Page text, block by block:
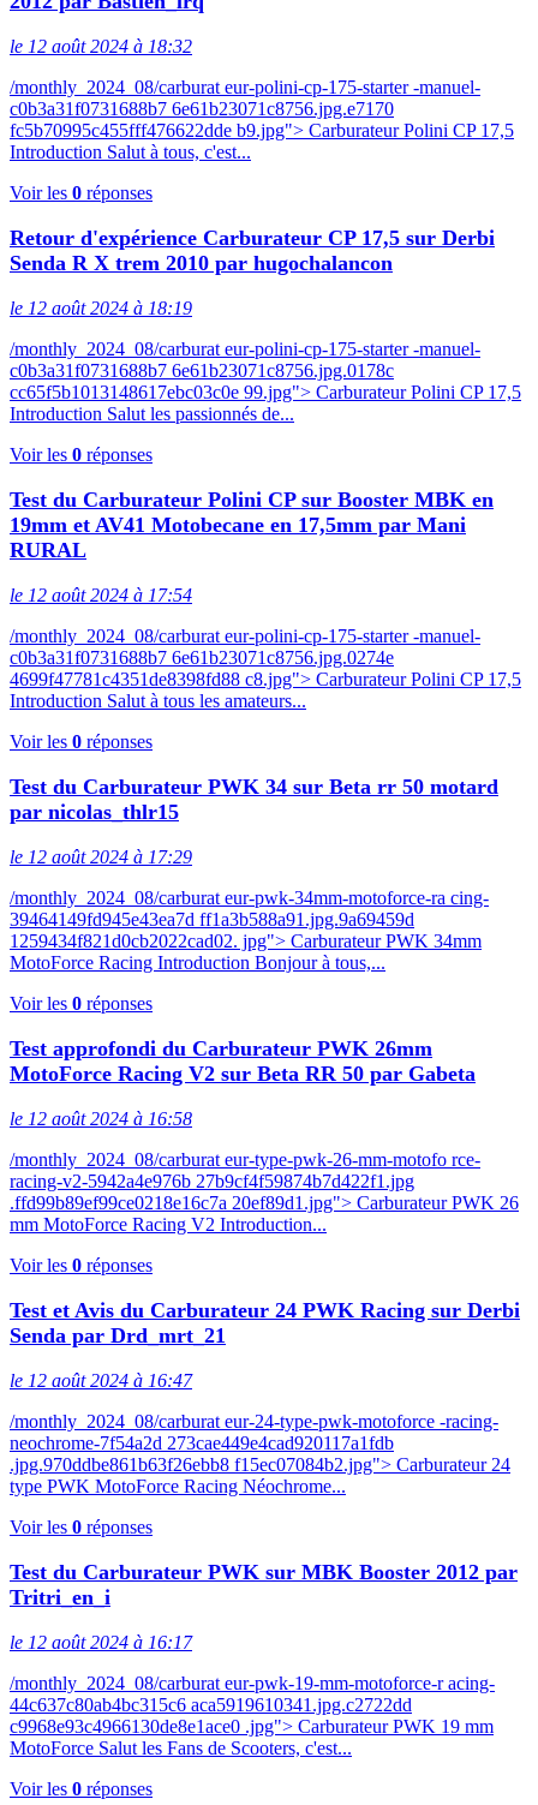
le 12 août 2024 à 18:32
/monthly_2024_08/carburat eur-polini-cp-175-starter -manuel-
c0b3a31f0731688b7 6e61b23071c8756.jpg.e7170
fc5b70995c455fff476622dde b9.jpg"> Carburateur Polini CP 17,5
Introduction Salut à tous, c'est...
Voir les 0 réponses
Retour d'expérience Carburateur CP 17,5 sur Derbi
Senda R X trem 2010 par hugochalancon
le 12 août 2024 à 18:19
/monthly_2024_08/carburat eur-polini-cp-175-starter -manuel-
c0b3a31f0731688b7 6e61b23071c8756.jpg.0178c
cc65f5b1013148617ebc03c0e 99.jpg"> Carburateur Polini CP 17,5
Introduction Salut les passionnés de...
Voir les 0 réponses
Test du Carburateur Polini CP sur Booster MBK en
19mm et AV41 Motobecane en 17,5mm par Mani
RURAL
le 12 août 2024 à 17:54
/monthly_2024_08/carburat eur-polini-cp-175-starter -manuel-
c0b3a31f0731688b7 6e61b23071c8756.jpg.0274e
4699f47781c4351de8398fd88 c8.jpg"> Carburateur Polini CP 17,5
Introduction Salut à tous les amateurs...
Voir les 0 réponses
Test du Carburateur PWK 34 sur Beta rr 50 motard
par nicolas_thlr15
le 12 août 2024 à 17:29
/monthly_2024_08/carburat eur-pwk-34mm-motoforce-ra cing-
39464149fd945e43ea7d ff1a3b588a91.jpg.9a69459d
1259434f821d0cb2022cad02. jpg"> Carburateur PWK 34mm
MotoForce Racing Introduction Bonjour à tous,...
Voir les 0 réponses
Test approfondi du Carburateur PWK 26mm
MotoForce Racing V2 sur Beta RR 50 par Gabeta
le 12 août 2024 à 16:58
/monthly_2024_08/carburat eur-type-pwk-26-mm-motofo rce-
racing-v2-5942a4e976b 27b9cf4f59874b7d422f1.jpg
.ffd99b89ef99ce0218e16c7a 20ef89d1.jpg"> Carburateur PWK 26
mm MotoForce Racing V2 Introduction...
Voir les 0 réponses
Test et Avis du Carburateur 24 PWK Racing sur Derbi
Senda par Drd_mrt_21
le 12 août 2024 à 16:47
/monthly_2024_08/carburat eur-24-type-pwk-motoforce -racing-
neochrome-7f54a2d 273cae449e4cad920117a1fdb
.jpg.970ddbe861b63f26ebb8 f15ec07084b2.jpg"> Carburateur 24
type PWK MotoForce Racing Néochrome...
Voir les 0 réponses
Test du Carburateur PWK sur MBK Booster 2012 par
Tritri_en_i
le 12 août 2024 à 16:17
/monthly_2024_08/carburat eur-pwk-19-mm-motoforce-r acing-
44c637c80ab4bc315c6 aca5919610341.jpg.c2722dd
c9968e93c4966130de8e1ace0 .jpg"> Carburateur PWK 19 mm
MotoForce Salut les Fans de Scooters, c'est...
Voir les 0 réponses